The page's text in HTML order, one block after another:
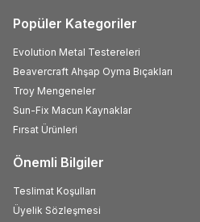
Popüler Kategoriler
Evolution Metal Testereleri
Beavercraft Ahşap Oyma Bıçakları
Troy Mengeneler
Sun-Fix Macun Kaynaklar
Fırsat Ürünleri
Önemli Bilgiler
Teslimat Koşulları
Üyelik Sözleşmesi